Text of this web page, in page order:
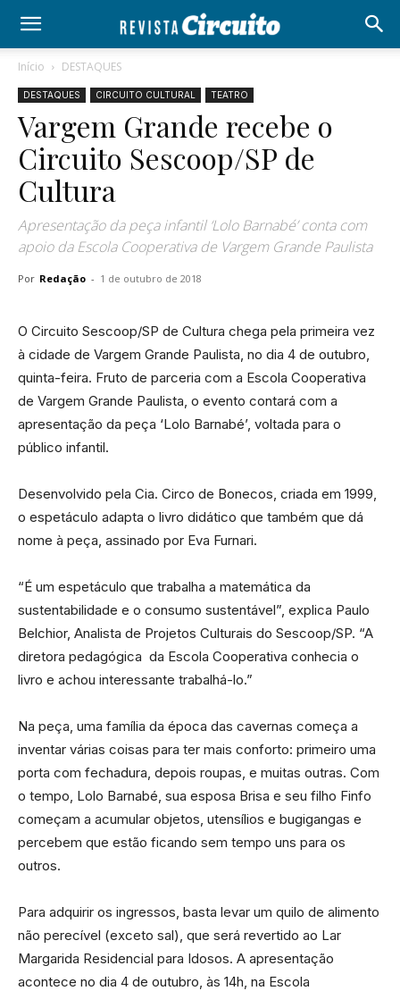
Início DESTAQUES
DESTAQUES CIRCUITO CULTURAL TEATRO
Vargem Grande recebe o
Circuito Sescoop/SP de
Cultura
Apresentação da peça infantil ‘Lolo Barnabé’ conta com
apoio da Escola Cooperativa de Vargem Grande Paulista
Por Redação - 1 de outubro de 2018
O Circuito Sescoop/SP de Cultura chega pela primeira vez
à cidade de Vargem Grande Paulista, no dia 4 de outubro,
quinta-feira. Fruto de parceria com a Escola Cooperativa
de Vargem Grande Paulista, o evento contará com a
apresentação da peça ‘Lolo Barnabé’, voltada para o
público infantil.
Desenvolvido pela Cia. Circo de Bonecos, criada em 1999,
o espetáculo adapta o livro didático que também que dá
nome à peça, assinado por Eva Furnari.
“É um espetáculo que trabalha a matemática da
sustentabilidade e o consumo sustentável”, explica Paulo
Belchior, Analista de Projetos Culturais do Sescoop/SP. “A
diretora pedagógica da Escola Cooperativa conhecia o
livro e achou interessante trabalhá-lo.”
Na peça, uma família da época das cavernas começa a
inventar várias coisas para ter mais conforto: primeiro uma
porta com fechadura, depois roupas, e muitas outras. Com
o tempo, Lolo Barnabé, sua esposa Brisa e seu filho Finfo
começam a acumular objetos, utensílios e bugigangas e
percebem que estão ficando sem tempo uns para os
outros.
Para adquirir os ingressos, basta levar um quilo de alimento
não perecível (exceto sal), que será revertido ao Lar
Margarida Residencial para Idosos. A apresentação
acontece no dia 4 de outubro, às 14h, na Escola